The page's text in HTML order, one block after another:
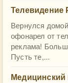
Телевидение
Вернулся
офонарел от
реклама!
Пусть те,...
Медицинский